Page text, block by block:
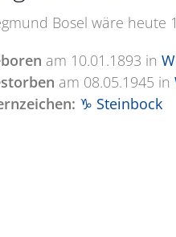
Bosel wäre heute
am 10.01.1893 in
am 08.05.1945 in
♑ Steinbock